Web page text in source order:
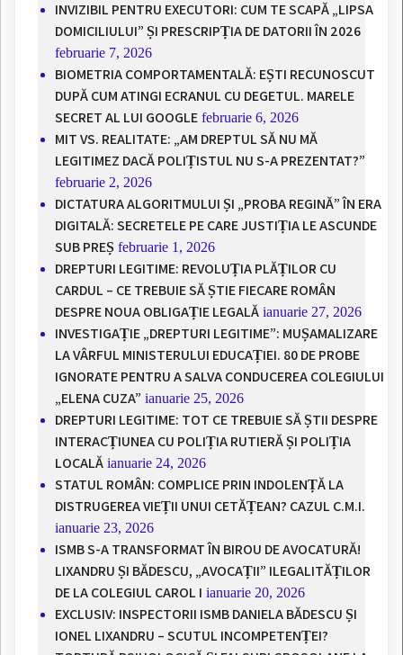
INVIZIBIL PENTRU EXECUTORI: CUM TE SCAPĂ „LIPSA
DOMICILIULUI” ȘI PRESCRIPȚIA DE DATORII ÎN 2026
februarie 7, 2026
BIOMETRIA COMPORTAMENTALĂ: EȘTI RECUNOSCUT
DUPĂ CUM ATINGI ECRANUL CU DEGETUL. MARELE
SECRET AL LUI GOOGLE februarie 6, 2026
MIT VS. REALITATE: „AM DREPTUL SĂ NU MĂ
LEGITIMEZ DACĂ POLIȚISTUL NU S-A PREZENTAT?”
februarie 2, 2026
DICTATURA ALGORITMULUI ȘI „PROBA REGINĂ” ÎN ERA
DIGITALĂ: SECRETELE PE CARE JUSTIȚIA LE ASCUNDE
SUB PREȘ februarie 1, 2026
DREPTURI LEGITIME: REVOLUȚIA PLĂȚILOR CU
CARDUL – CE TREBUIE SĂ ȘTIE FIECARE ROMÂN
DESPRE NOUA OBLIGAȚIE LEGALĂ ianuarie 27, 2026
INVESTIGAȚIE „DREPTURI LEGITIME”: MUȘAMALIZARE
LA VÂRFUL MINISTERULUI EDUCAȚIEI. 80 DE PROBE
IGNORATE PENTRU A SALVA CONDUCEREA COLEGIULUI
„ELENA CUZA” ianuarie 25, 2026
DREPTURI LEGITIME: TOT CE TREBUIE SĂ ȘTII DESPRE
INTERACȚIUNEA CU POLIȚIA RUTIERĂ ȘI POLIȚIA
LOCALĂ ianuarie 24, 2026
STATUL ROMÂN: COMPLICE PRIN INDOLENȚĂ LA
DISTRUGEREA VIEȚII UNUI CETĂȚEAN? CAZUL C.M.I.
ianuarie 23, 2026
ISMB S-A TRANSFORMAT ÎN BIROU DE AVOCATURĂ!
LIXANDRU ȘI BĂDESCU, „AVOCAȚII” ILEGALITĂȚILOR
DE LA COLEGIUL CAROL I ianuarie 20, 2026
EXCLUSIV: INSPECTORII ISMB DANIELA BĂDESCU ȘI
IONEL LIXANDRU – SCUTUL INCOMPETENȚEI?